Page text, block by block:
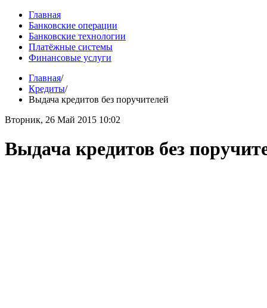
Главная
Банковские операции
Банковские технологии
Платёжные системы
Финансовые услуги
Главная/
Кредиты/
Выдача кредитов без поручителей
Вторник, 26 Май 2015 10:02
Выдача кредитов без